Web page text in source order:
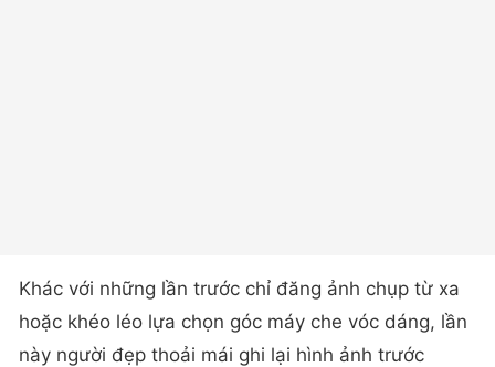
Khác với những lần trước chỉ đăng ảnh chụp từ xa
hoặc khéo léo lựa chọn góc máy che vóc dáng, lần
này người đẹp thoải mái ghi lại hình ảnh trước